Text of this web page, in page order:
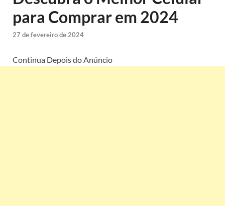
para Comprar em 2024
27 de fevereiro de 2024
Continua Depois do Anúncio